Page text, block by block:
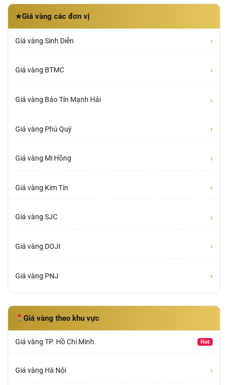
★Giá vàng các đơn vị
Giá vàng Sinh Diễn ›
Giá vàng BTMC ›
Giá vàng Bảo Tín Mạnh Hải ›
Giá vàng Phú Quý ›
Giá vàng Mi Hồng ›
Giá vàng Kim Tín ›
Giá vàng SJC ›
Giá vàng DOJI ›
Giá vàng PNJ ›
Giá vàng theo khu vực
Giá vàng TP. Hồ Chí Minh Hot
Giá vàng Hà Nội ›